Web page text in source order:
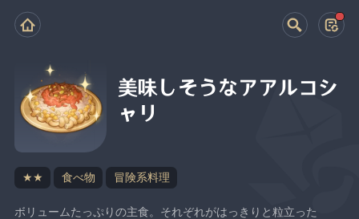
美味しそうなアアルコシ
ャリ
★★ 食べ物 冒険系料理
ボリュームたっぷりの主食。それぞれがはっきりと粒立った